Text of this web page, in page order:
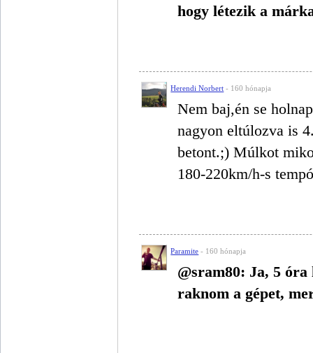
hogy létezik a
Herendi Norbert - 160 hónapja
Nem baj,én se
nagyon eltúlozva is
betont.;) Múlkot
180-220km/h-s
Paramite - 160 hónapja
@sram80: Ja, 5 óra
raknom a gépet,